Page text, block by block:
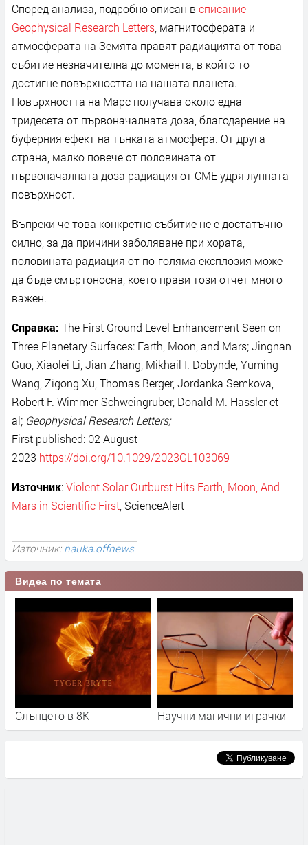
Според анализа, подробно описан в списание
Geophysical Research Letters , магнитосферата и
атмосферата на Земята правят радиацията от това
събитие незначителна до момента, в който то
достигне повърхността на нашата планета.
Повърхността на Марс получава около една
тридесета от първоначалната доза, благодарение на
буферния ефект на тънката атмосфера. От друга
страна, малко повече от половината от
първоначалната доза радиация от CME удря лунната
повърхност.
Въпреки че това конкретно събитие не е достатъчно
силно, за да причини заболяване при хората,
половината радиация от по-голяма експлозия може
да бъде смъртоносна, което прави този отчет много
важен.
Справка: The First Ground Level Enhancement Seen on
Three Planetary Surfaces: Earth, Moon, and Mars; Jingnan
Guo, Xiaolei Li, Jian Zhang, Mikhail I. Dobynde, Yuming
Wang, Zigong Xu, Thomas Berger, Jordanka Semkova,
Robert F. Wimmer-Schweingruber, Donald M. Hassler et
al; Geophysical Research Letters;
First published: 02 August
2023 https://doi.org/10.1029/2023GL103069
Източник:Violent Solar Outburst Hits Earth, Moon, And
Mars in Scientific First , ScienceАlert
Източник:nauka.offnews
Видеа по темата
Слънцето в 8К Научни магични играчки